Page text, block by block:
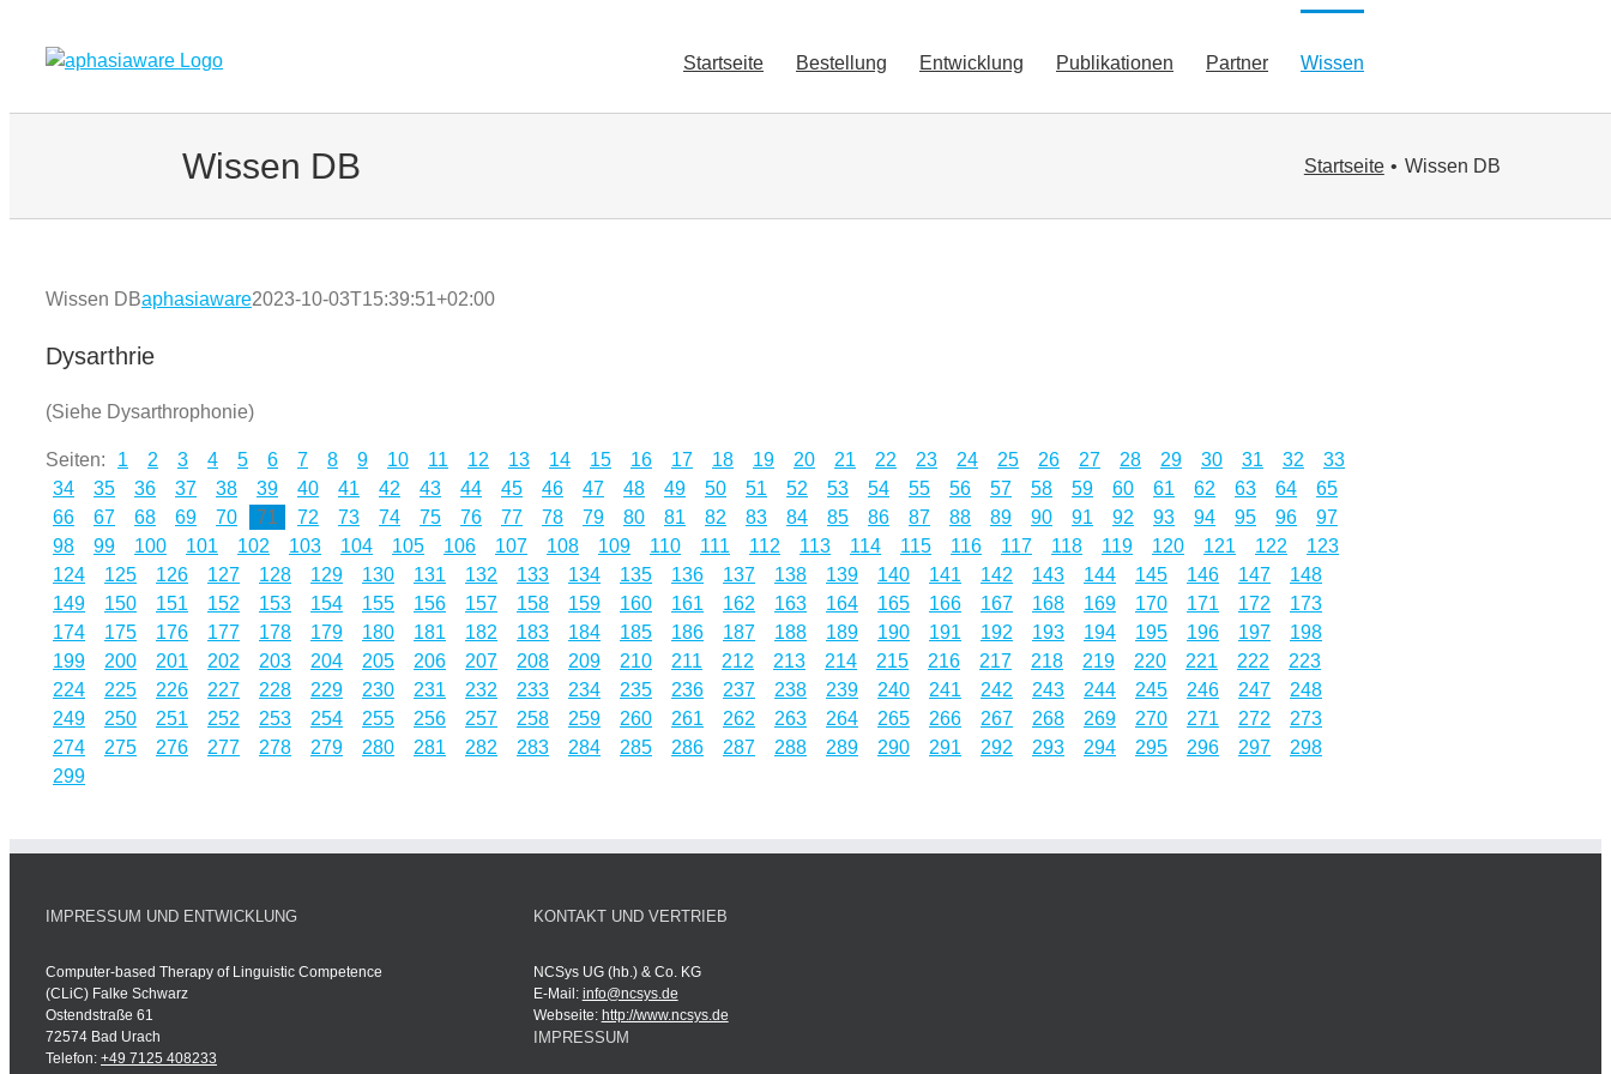
Inhalt
Startseite Bestellung Entwicklung Publikationen Partner Wissen
Wissen DB Startseite Wissen DB
Wissen DBaphasiaware2023-10-03T15:39:51+02:00
Dysarthrie
(Siehe Dysarthrophonie)
Seiten: 1 2 3 4 5 6 7 8 9 10 11 12 13 14 15 16 17 18 19 20 21 22 23 24 25 26 27 28 29 30 31 32
33
34
35 36 37 38 39 40 41 42 43 44 45 46 47 48 49 50 51 52 53 54 55 56 57 58 59 60 61 62 63 64
65
66
67 68 69 70 71 72 73 74 75 76 77 78 79 80 81 82 83 84 85 86 87 88 89 90 91 92 93 94 95 96
97
98
99 100 101 102 103 104 105 106 107 108 109 110 111 112 113 114 115 116 117 118 119 120 121 122
123
124
125 126 127 128 129 130 131 132 133 134 135 136 137 138 139 140 141 142 143 144 145 146 147
148
149
150 151 152 153 154 155 156 157 158 159 160 161 162 163 164 165 166 167 168 169 170 171 172
173
174
175 176 177 178 179 180 181 182 183 184 185 186 187 188 189 190 191 192 193 194 195 196 197
198
199
200 201 202 203 204 205 206 207 208 209 210 211 212 213 214 215 216 217 218 219 220 221 222
223
224
225 226 227 228 229 230 231 232 233 234 235 236 237 238 239 240 241 242 243 244 245 246 247
248
249
250 251 252 253 254 255 256 257 258 259 260 261 262 263 264 265 266 267 268 269 270 271 272
273
274
275 276 277 278 279 280 281 282 283 284 285 286 287 288 289 290 291 292 293 294 295 296 297
298
299
IMPRESSUM UND ENTWICKLUNG
Computer-based Therapy of Linguistic Competence
(CLiC) Falke Schwarz
Ostendstraße 61
72574 Bad Urach
Telefon: +49 7125 408233
KONTAKT UND VERTRIEB
NCSys UG (hb.) & Co. KG
E-Mail: info@ncsys.de
Webseite: http://www.ncsys.de
IMPRESSUM